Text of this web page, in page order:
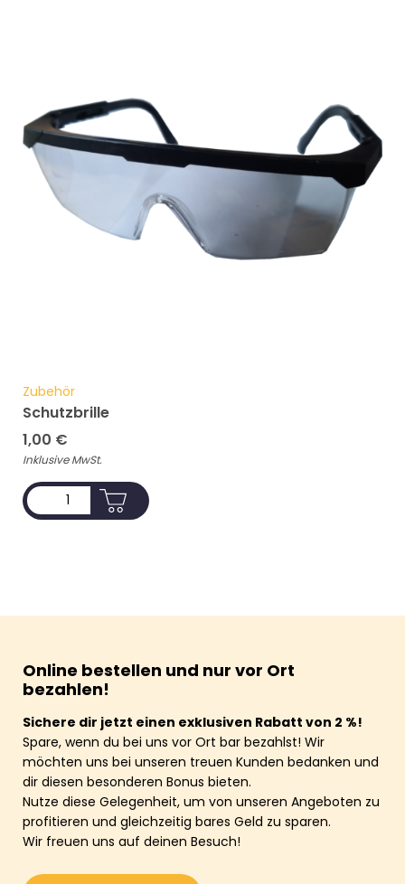
Zubehör
Schutzbrille
1,00 €
Inklusive MwSt.
Online bestellen und nur vor Ort
bezahlen!
Sichere dir jetzt einen exklusiven Rabatt von 2 %!
Spare, wenn du bei uns vor Ort bar bezahlst! Wir
möchten uns bei unseren treuen Kunden bedanken und
dir diesen besonderen Bonus bieten.
Nutze diese Gelegenheit, um von unseren Angeboten zu
profitieren und gleichzeitig bares Geld zu sparen.
Wir freuen uns auf deinen Besuch!